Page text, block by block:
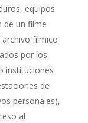
equipos
de un filme
fílmico
por los
instituciones
de
personales),
al